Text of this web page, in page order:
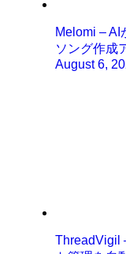
Melomi – AI
ソング作成
August 6,
ThreadVigil